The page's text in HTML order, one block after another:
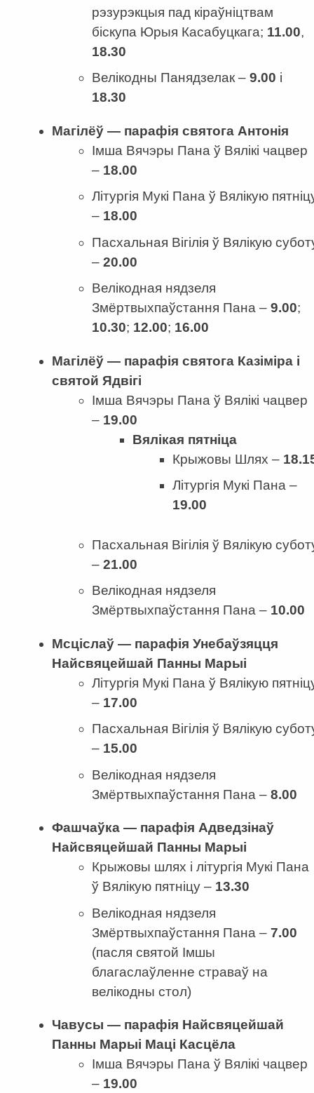
рэзурэкцыя пад кіраўніцтвам
біскупа Юрыя Касабуцкага; 11.00,
18.30
Велікодны Панядзелак –9.00 і
18.30
Магілёў — парафія святогаАнтонія
Імша Вячэры Пана ў Вялікі чацвер
– 18.00
Літургія Мукі Пана ў Вялікую
– 18.00
Пасхальная Вігілія ў Вялікую
–20.00
Велікодная нядзеля
Змёртвыхпаўстання Пана –9.00;
10.30; 12.00; 16.00
Магілёў — парафія святогаКазіміра і
святой Ядвігі
Імша Вячэры Пана ў Вялікі чацвер
– 19.00
Вялікая пятніца
Крыжовы Шлях –
Літургія Мукі Пана –
19.00
Пасхальная Вігілія ў Вялікую
–21.00
Велікодная нядзеля
Змёртвыхпаўстання Пана – 10.00
Мсціслаў — парафія Унебаўзяцця
Найсвяцейшай Панны Марыі
Літургія Мукі Пана ў Вялікую
– 17.00
Пасхальная Вігілія ў Вялікую
– 15.00
Велікодная нядзеля
Змёртвыхпаўстання Пана –8.00
Фашчаўка — парафія Адведзінаў
Найсвяцейшай Панны Марыі
Крыжовы шлях і літургія Мукі Пана
ў Вялікую пятніцу – 13.30
Велікодная нядзеля
Змёртвыхпаўстання Пана –7.00
(пасля святой Імшы
благаслаўленне страваў на
велікодны стол)
Чавусы — парафія Найсвяцейшай
Панны Марыі Маці Касцёла
Імша Вячэры Пана ў Вялікі чацвер
– 19.00